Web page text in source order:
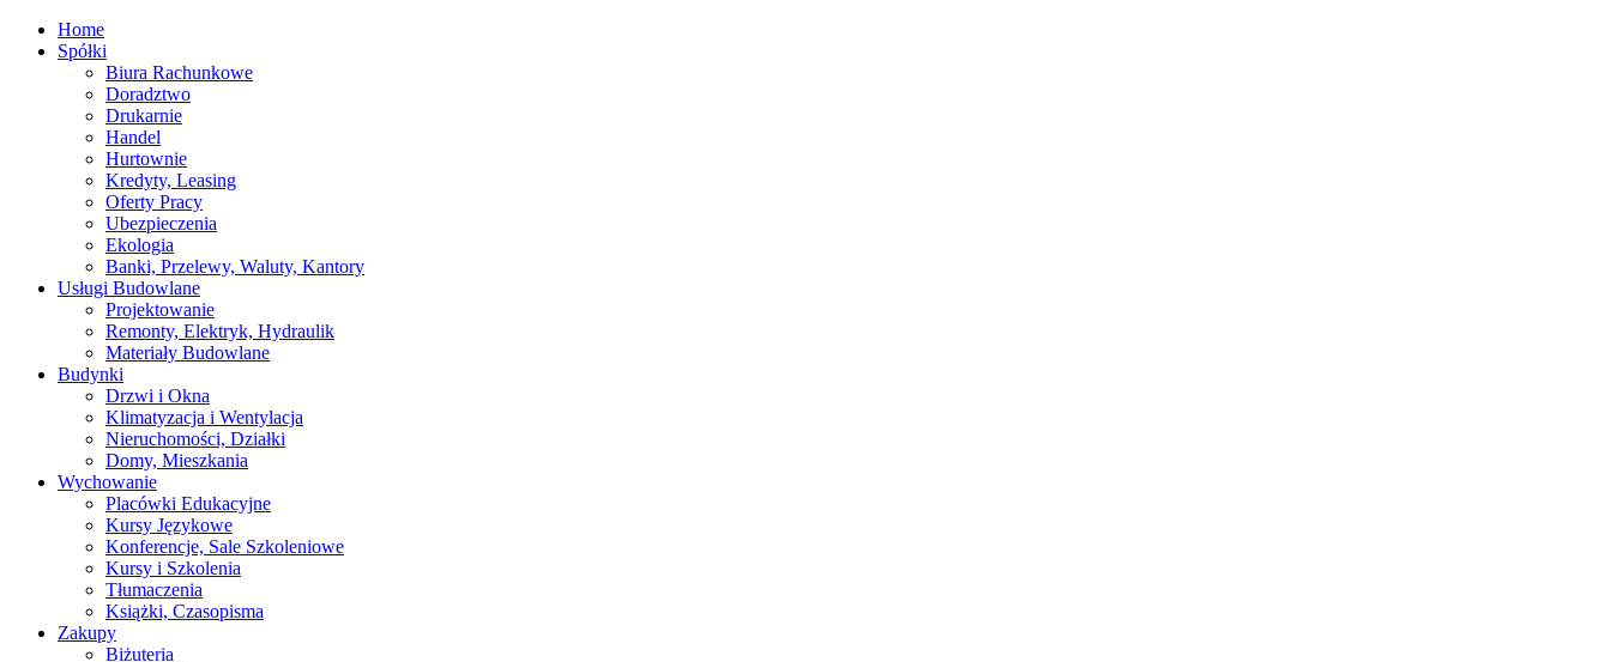
Home
Spółki
Biura Rachunkowe
Doradztwo
Drukarnie
Handel
Hurtownie
Kredyty, Leasing
Oferty Pracy
Ubezpieczenia
Ekologia
Banki, Przelewy, Waluty, Kantory
Usługi Budowlane
Projektowanie
Remonty, Elektryk, Hydraulik
Materiały Budowlane
Budynki
Drzwi i Okna
Klimatyzacja i Wentylacja
Nieruchomości, Działki
Domy, Mieszkania
Wychowanie
Placówki Edukacyjne
Kursy Językowe
Konferencje, Sale Szkoleniowe
Kursy i Szkolenia
Tłumaczenia
Książki, Czasopisma
Zakupy
Biżuteria